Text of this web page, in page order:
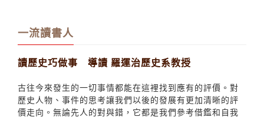
一流讀書人
讀歷史巧做事 導讀 羅運治歷史系教授
古往今來發生的一切事情都能在這裡找到應有的評價。對
歷史人物、事件的思考讓我們以後的發展有更加清晰的評
價走向。無論先人的對與錯，它都是我們參考借鑑和自我